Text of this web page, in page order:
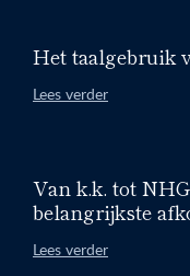
Het taalgebruik
Lees verder
Van k.k. tot
belangrijkste
Lees verder